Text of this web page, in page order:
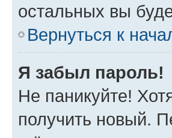
остальных вы
Вернуться к
Я забыл пароль!
Не паникуйте!
получить новый.